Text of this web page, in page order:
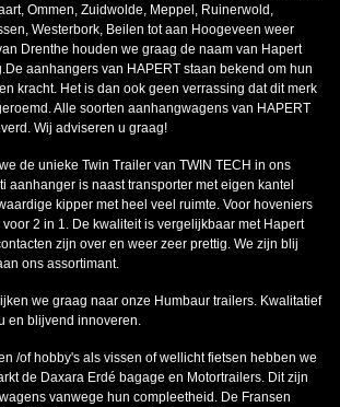
Ommen, Zuidwolde, Meppel, Ruinerwold,
Westerbork, Beilen tot aan Hoogeveen weer
Drenthe houden we graag de naam van Hapert
aanhangers van HAPERT staan bekend om hun
kracht. Het is dan ook geen verrassing dat dit merk
Alle soorten aanhangwagens van HAPERT
Wij adviseren u graag!
de unieke Twin Trailer van TWIN TECH in ons
aanhanger is naast transporter met eigen kantel
kipper met heel veel ruimte. Voor hoveniers
2 in 1. De kwaliteit is vergelijkbaar met Hapert
zijn over en weer zeer prettig. We zijn blij
ons assortimant.
we graag naar onze Humbaur trailers. Kwalitatief
en blijvend innoveren.
/of hobby's als vissen of wellicht fietsen hebben we
de Daxara Erdé bagage en Motortrailers. Dit zijn
vanwege hun compleetheid. De Fransen